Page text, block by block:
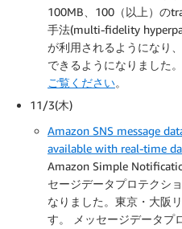
100MB、100（以上）の
手法(multi-fidelity
が利用されるようになり
できるようになりました
ご覧ください。
11/3(木)
Amazon SNS message
available with real-time
Amazon Simple
セージデータプロテクシ
なりました。東京・大阪
す。 メッセージデータプ